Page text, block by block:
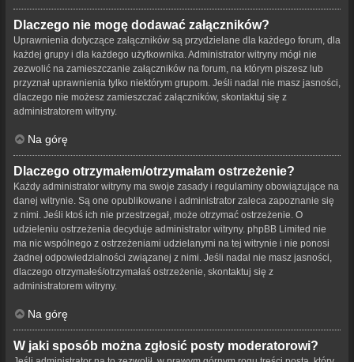
Dlaczego nie mogę dodawać załączników?
Uprawnienia dotyczące załączników są przydzielane dla każdego forum, dla
każdej grupy i dla każdego użytkownika. Administrator witryny mógł nie
zezwolić na zamieszczanie załączników na forum, na którym piszesz lub
przyznał uprawnienia tylko niektórym grupom. Jeśli nadal nie masz jasności,
dlaczego nie możesz zamieszczać załączników, skontaktuj się z
administratorem witryny.
Na górę
Dlaczego otrzymałem/otrzymałam ostrzeżenie?
Każdy administrator witryny ma swoje zasady i regulaminy obowiązujące na
danej witrynie. Są one opublikowane i administrator zaleca zapoznanie się
z nimi. Jeśli ktoś ich nie przestrzegał, może otrzymać ostrzeżenie. O
udzieleniu ostrzeżenia decyduje administrator witryny. phpBB Limited nie
ma nic wspólnego z ostrzeżeniami udzielanymi na tej witrynie i nie ponosi
żadnej odpowiedzialności związanej z nimi. Jeśli nadal nie masz jasności,
dlaczego otrzymałeś/otrzymałaś ostrzeżenie, skontaktuj się z
administratorem witryny.
Na górę
W jaki sposób można zgłosić posty moderatorowi?